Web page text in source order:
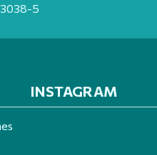
5
INSTAGRAM